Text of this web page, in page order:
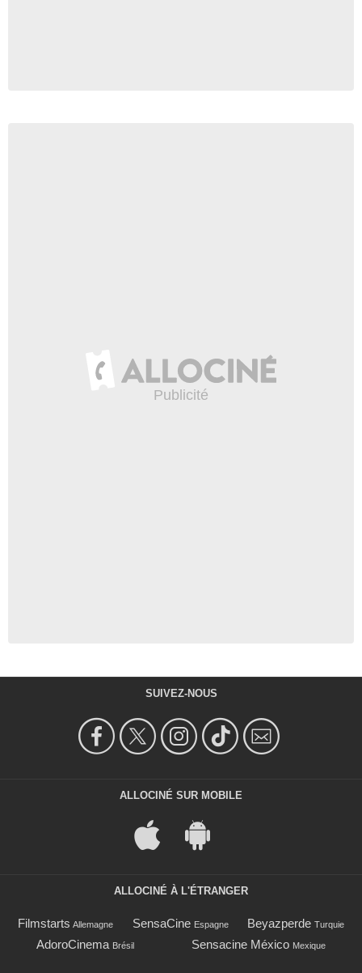
SUIVEZ-NOUS
ALLOCINÉ SUR MOBILE
ALLOCINÉ À L'ÉTRANGER
Filmstarts Allemagne SensaCine Espagne Beyazperde Turquie
AdoroCinema Brésil Sensacine México Mexique